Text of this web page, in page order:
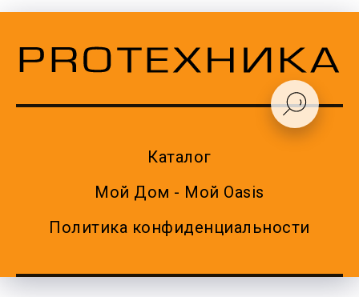
Каталог
Мой Дом - Мой Oasis
Политика конфиденциальности